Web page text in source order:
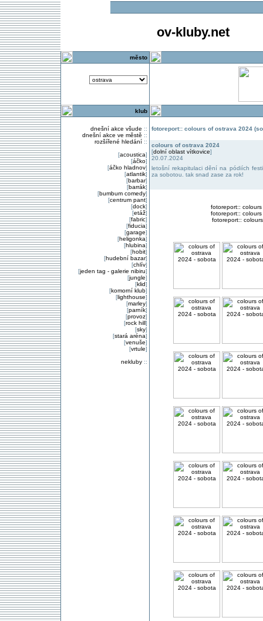
ov-kluby.net
město
klub
dnešní akce všude ::
dnešní akce ve městě ::
rozšířené hledání::
[acoustica]
[áčko]
[áčko hladnov]
[atlantik]
[barbar]
[barrák]
[bumbum comedy]
[centrum pant]
[dock]
[etáž]
[fabric]
[fiducia]
[garage]
[heligonka]
[hlubina]
[hobit]
[hudební bazar]
[chlív]
[jeden tag - galerie nibiru]
[jungle]
[klid]
[komorní klub]
[lighthouse]
[marley]
[parník]
[provoz]
[rock hill]
[sky]
[stará aréna]
[venuše]
[vrtule]
nekluby::
fotoreport:: colours of ostrava 2024
colours of ostrava 2024
[dolní oblast vítkovice]
20.07.2024
letošní rekapitulaci dění na pódiích
za sobotou. tak snad zase za rok!
fotoreport::
fotoreport::
fotoreport::